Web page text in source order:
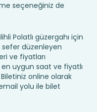
seçeneğiniz de
Polatlı güzergahı için
sefer düzenleyen
ve fiyatları
uygun saat ve fiyatlı
online olarak
yolu ile bilet